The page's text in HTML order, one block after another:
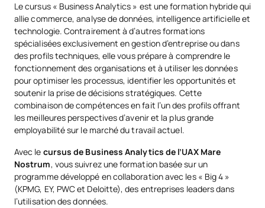
Le cursus « Business Analytics » est une formation hybride qui
allie commerce, analyse de données, intelligence artificielle et
technologie. Contrairement à d’autres formations
spécialisées exclusivement en gestion d’entreprise ou dans
des profils techniques, elle vous prépare à comprendre le
fonctionnement des organisations et à utiliser les données
pour optimiser les processus, identifier les opportunités et
soutenir la prise de décisions stratégiques. Cette
combinaison de compétences en fait l’un des profils offrant
les meilleures perspectives d’avenir et la plus grande
employabilité sur le marché du travail actuel.
Avec le cursus de Business Analytics de l’UAX Mare
Nostrum, vous suivrez une formation basée sur un
programme développé en collaboration avec les « Big 4 »
(KPMG, EY, PWC et Deloitte), des entreprises leaders dans
l’utilisation des données.